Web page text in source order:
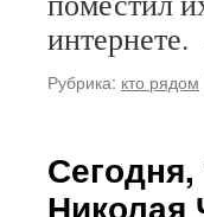
Рубрика: кто рядом
Николая